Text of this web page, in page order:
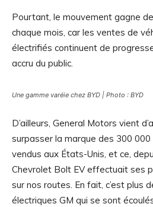
Pourtant, le mouvement gagne
chaque mois, car les ventes de
électrifiés continuent de
accru du public.
Une gamme varéie chez BYD | Photo : BYD
D’ailleurs, General Motors vient
surpasser la marque des 300 000
vendus aux États-Unis, et ce,
Chevrolet Bolt EV effectuait ses
sur nos routes. En fait, c’est plus
électriques GM qui se sont